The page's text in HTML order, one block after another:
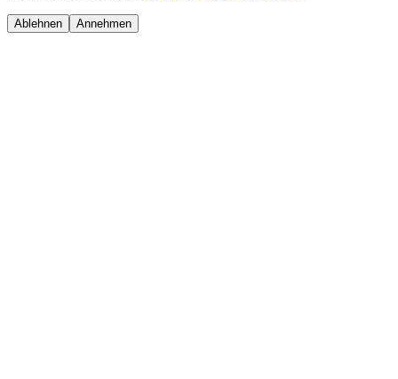
Ablehnen Annehmen